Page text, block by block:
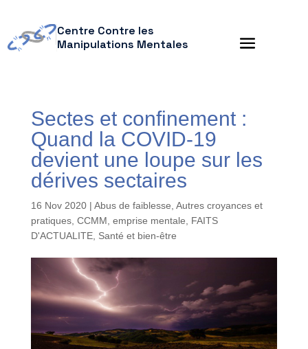
Centre Contre les
Manipulations Mentales
Sectes et confinement :
Quand la COVID-19
devient une loupe sur les
dérives sectaires
16 Nov 2020| Abus de faiblesse Autres croyances et
pratiques, CCMM emprise mentale
FAITS
D'ACTUALITE, Santé et bien-être